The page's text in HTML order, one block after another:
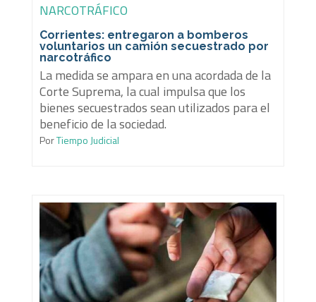
NARCOTRÁFICO
Corrientes: entregaron a bomberos
voluntarios un camión secuestrado por
narcotráfico
La medida se ampara en una acordada de la
Corte Suprema, la cual impulsa que los
bienes secuestrados sean utilizados para el
beneficio de la sociedad.
PorTiempo Judicial